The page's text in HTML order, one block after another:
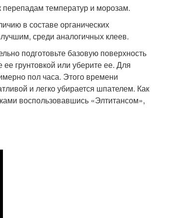
температур и морозам.
в составе органических
среди аналогичных клеев.
подготовьте базовую поверхность
грунтовкой или уберите ее. Для
пол часа. Этого времени
и легко убирается шпателем. Как
воспользовавшись «Элтитансом»,